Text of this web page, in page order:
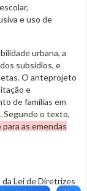
e uso de
urbana, a
subsídios, e
O anteprojeto
e
de famílias em
Segundo o texto,
as emendas
Lei de Diretrizes